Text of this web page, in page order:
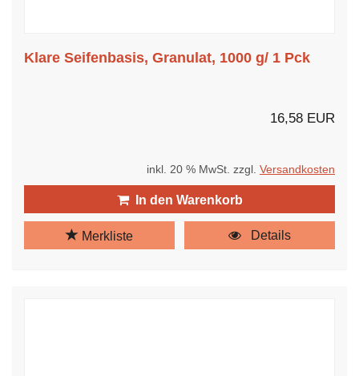
Klare Seifenbasis, Granulat, 1000 g/ 1 Pck
16,58 EUR
inkl. 20 % MwSt. zzgl. Versandkosten
In den Warenkorb
Merkliste Details